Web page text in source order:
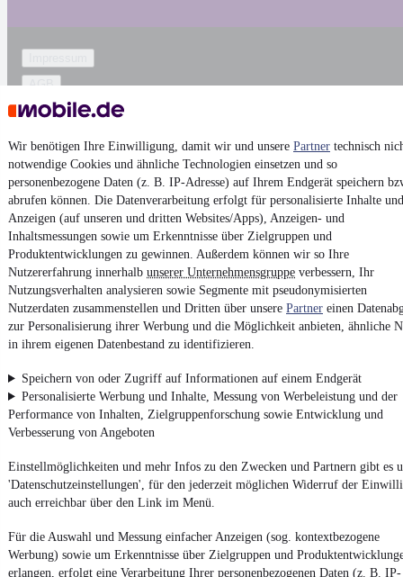
Wir benötigen Ihre Einwilligung, damit wir und unsere Partner technisch
notwendige Cookies und ähnliche Technologien einsetzen und so
personenbezogene Daten (z. B. IP-Adresse) auf Ihrem Endgerät speichern
abrufen können. Die Datenverarbeitung erfolgt für personalisierte Inhalte und
Anzeigen (auf unseren und dritten Websites/Apps), Anzeigen- und
Inhaltsmessungen sowie um Erkenntnisse über Zielgruppen und
Produktentwicklungen zu gewinnen. Außerdem können wir so Ihre
Nutzererfahrung innerhalb unserer Unternehmensgruppe verbessern, Ihr
Nutzungsverhalten analysieren sowie Segmente mit pseudonymisierten
Nutzerdaten zusammenstellen und Dritten über unsere Partner einen
zur Personalisierung ihrer Werbung und die Möglichkeit anbieten, ähnliche
in ihrem eigenen Datenbestand zu identifizieren.
Speichern von oder Zugriff auf Informationen auf einem Endgerät
Personalisierte Werbung und Inhalte, Messung von Werbeleistung und der
Performance von Inhalten, Zielgruppenforschung sowie Entwicklung und
Verbesserung von Angeboten
Einstellmöglichkeiten und mehr Infos zu den Zwecken und Partnern gibt es
'Datenschutzeinstellungen', für den jederzeit möglichen Widerruf der
auch erreichbar über den Link im Menü.
Für die Auswahl und Messung einfacher Anzeigen (sog. kontextbezogene
Werbung) sowie um Erkenntnisse über Zielgruppen und
erlangen, erfolgt eine Verarbeitung Ihrer personenbezogenen Daten (z. B. IP-
AGB
Vertrag widerrufen
Datenschutzeinstellungen
Erklärung zur Barrierefreiheit
Report Security Vulnerability (English)
Powered by
Entdecke Kleinwagen , und Wohnmobileund mehr bei
mobile.de